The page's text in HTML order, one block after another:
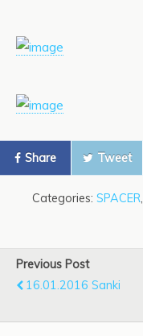
Share Tweet
Categories: SPACER,
Previous Post
16.01.2016 Sanki